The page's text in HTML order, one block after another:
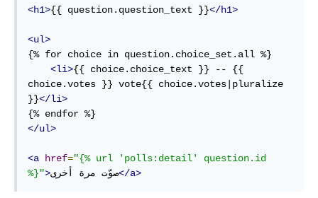
<h1>{{ question.question_text }}</h1>
<ul>
{% for choice in question.choice_set.all %}
<li>{{ choice.choice_text }} -- {{
choice.votes }} vote{{ choice.votes pluralize
}}</li>
{% endfor %}
</ul>
<a href="{% url 'polls:detail' question.id
%}">صوّت مرة أخرى</a>